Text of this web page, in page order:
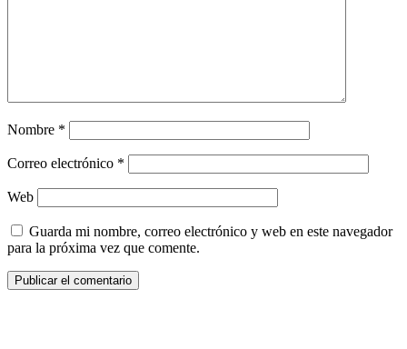
Nombre *
Correo electrónico *
Web
Guarda mi nombre, correo electrónico y web en este navegador
para la próxima vez que comente.